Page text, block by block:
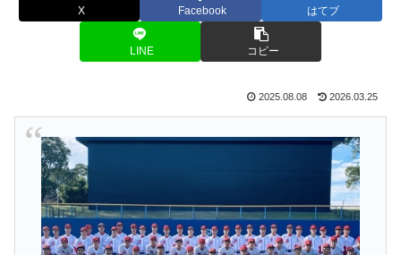
X Facebook はてブ
LINE コピー
2025.08.08 2026.03.25